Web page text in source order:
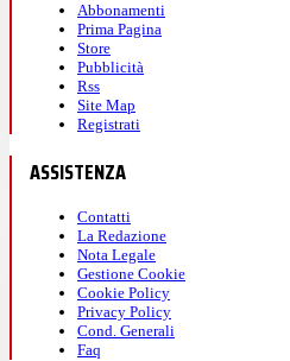
Abbonamenti
Prima Pagina
Store
Pubblicità
Rss
Site Map
Registrati
ASSISTENZA
Contatti
La Redazione
Nota Legale
Gestione Cookie
Cookie Policy
Privacy Policy
Cond. Generali
Faq